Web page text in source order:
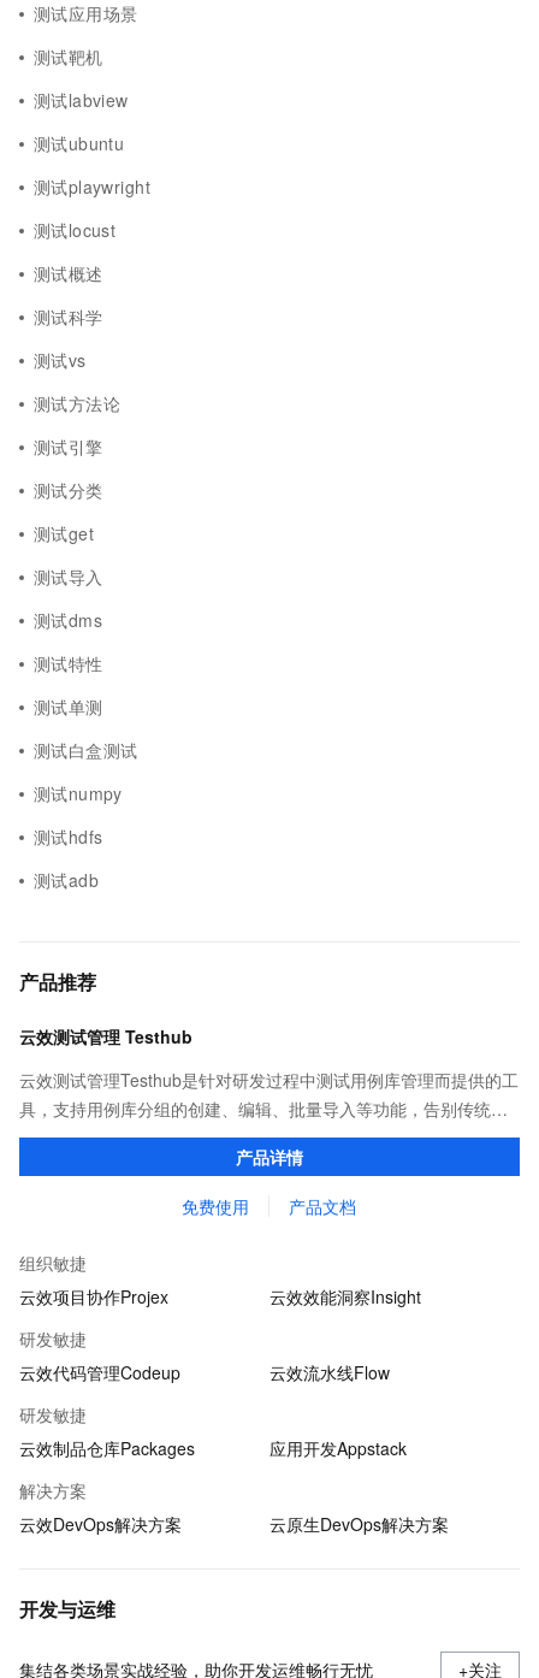
测试应用场景
测试靶机
测试labview
测试ubuntu
测试playwright
测试locust
测试概述
测试科学
测试vs
测试方法论
测试引擎
测试分类
测试get
测试导入
测试dms
测试特性
测试单测
测试白盒测试
测试numpy
测试hdfs
测试adb
产品推荐
云效测试管理 Testhub
云效测试管理Testhub是针对研发过程中测试用例库管理而提供的工
具，支持用例库分组的创建、编辑、批量导入等功能，告别传统项
目管理中测试用例重复撰写、用例信息共享不易的问题，成为测试
产品详情
免费使用 产品文档
组织敏捷
云效项目协作Projex
云效效能洞察Insight
研发敏捷
云效代码管理Codeup
云效流水线Flow
研发敏捷
云效制品仓库Packages
应用开发Appstack
解决方案
云效DevOps解决方案
云原生DevOps解决方案
开发与运维
集结各类场景实战经验，助你开发运维畅行无忧 +关注